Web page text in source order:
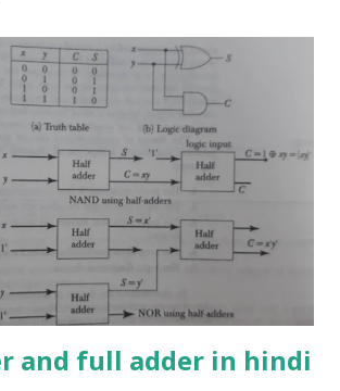
and full adder in hindi